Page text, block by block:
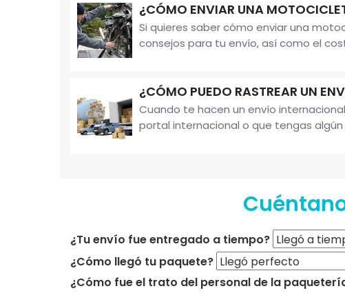
¿CÓMO ENVIAR UNA
Si quieres saber cómo enviar una
consejos para tu envío, así como el
¿CÓMO PUEDO RASTREAR UN
Cuando te hacen un envío
portal internacional o que tengas
¿Tu envío fue entregado a tiempo?
¿Cómo llegó tu paquete?
¿Cómo fue el trato del personal de la